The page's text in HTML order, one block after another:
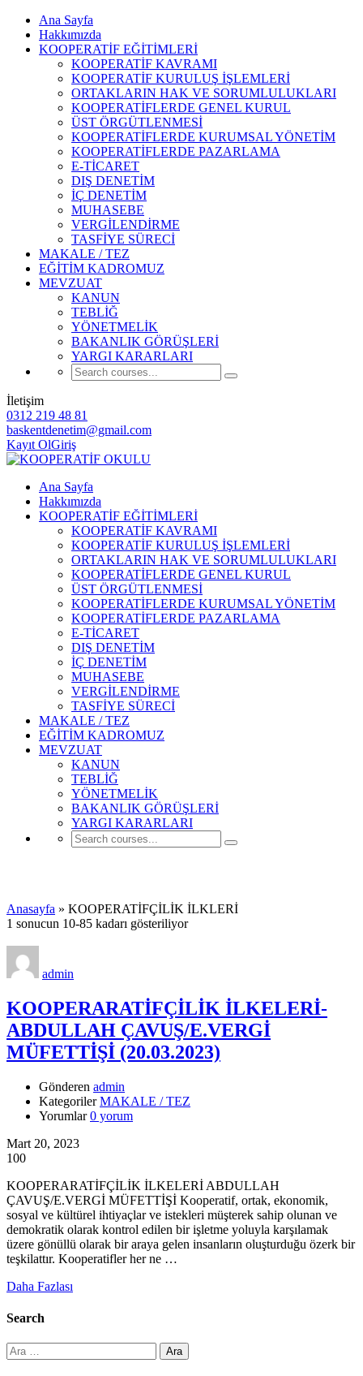
Ana Sayfa
Hakkımızda
KOOPERATİF EĞİTİMLERİ
KOOPERATİF KAVRAMI
KOOPERATİF KURULUŞ İŞLEMLERİ
ORTAKLARIN HAK VE SORUMLULUKLARI
KOOPERATİFLERDE GENEL KURUL
ÜST ÖRGÜTLENMESİ
KOOPERATİFLERDE KURUMSAL YÖNETİM
KOOPERATİFLERDE PAZARLAMA
E-TİCARET
DIŞ DENETİM
İÇ DENETİM
MUHASEBE
VERGİLENDİRME
TASFİYE SÜRECİ
MAKALE / TEZ
EĞİTİM KADROMUZ
MEVZUAT
KANUN
TEBLİĞ
YÖNETMELİK
BAKANLIK GÖRÜŞLERİ
YARGI KARARLARI
İletişim
0312 219 48 81
baskentdenetim@gmail.com
Kayıt OlGiriş
Ana Sayfa
Hakkımızda
KOOPERATİF EĞİTİMLERİ
KOOPERATİF KAVRAMI
KOOPERATİF KURULUŞ İŞLEMLERİ
ORTAKLARIN HAK VE SORUMLULUKLARI
KOOPERATİFLERDE GENEL KURUL
ÜST ÖRGÜTLENMESİ
KOOPERATİFLERDE KURUMSAL YÖNETİM
KOOPERATİFLERDE PAZARLAMA
E-TİCARET
DIŞ DENETİM
İÇ DENETİM
MUHASEBE
VERGİLENDİRME
TASFİYE SÜRECİ
MAKALE / TEZ
EĞİTİM KADROMUZ
MEVZUAT
KANUN
TEBLİĞ
YÖNETMELİK
BAKANLIK GÖRÜŞLERİ
YARGI KARARLARI
Anasayfa » KOOPERATİFÇİLİK İLKLERİ
1 sonucun 10-85 kadarı gösteriliyor
admin
KOOPERARATİFÇİLİK İLKELERİ-
ABDULLAH ÇAVUŞ/E.VERGİ
MÜFETTİŞİ (20.03.2023)
Gönderen admin
Kategoriler MAKALE / TEZ
Yorumlar 0 yorum
Mart 20, 2023
100
KOOPERARATİFÇİLİK İLKELERİ ABDULLAH
ÇAVUŞ/E.VERGİ MÜFETTİŞİ Kooperatif, ortak, ekonomik,
sosyal ve kültürel ihtiyaçlar ve istekleri müşterek sahip olunan ve
demokratik olarak kontrol edilen bir işletme yoluyla karşılamak
üzere gönüllü olarak bir araya gelen insanların oluşturduğu özerk bir
teşkilattır. Kooperatifler her ne …
Daha Fazlası
Search
Arama: